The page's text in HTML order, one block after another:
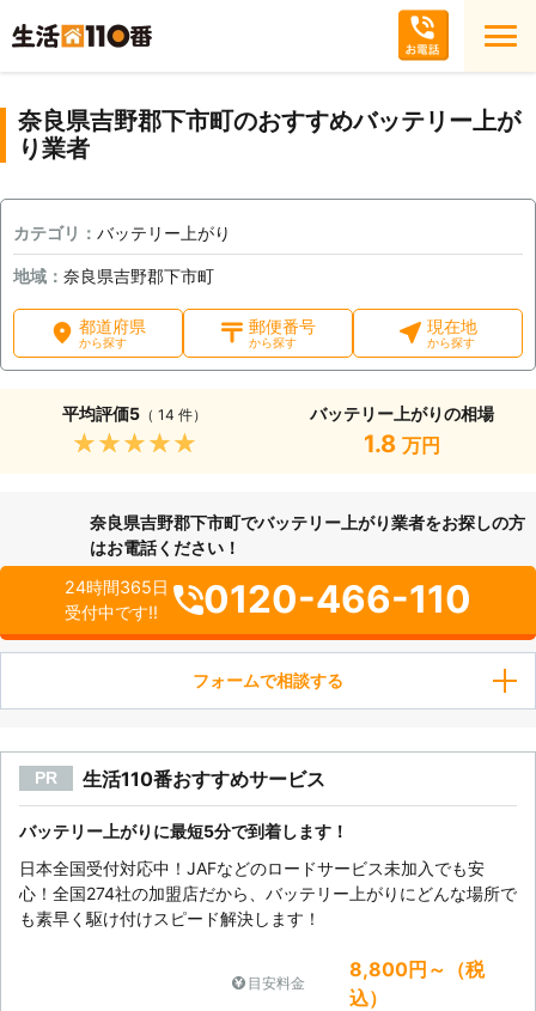
奈良県吉野郡下市町のおすすめバッテリー上が
り業者
カテゴリ： バッテリー上がり
地域： 奈良県吉野郡下市町
都道府県
から探す
郵便番号
から探す
現在地
から探す
平均評価5（ 14 件）
★★★★★
バッテリー上がりの相場
1.8 万円
奈良県吉野郡下市町でバッテリー上がり業者をお探しの方
はお電話ください！
24時間365日
受付中です!!
0120-466-110
フォームで相談する
PR 生活110番おすすめサービス
バッテリー上がりに最短5分で到着します！
日本全国受付対応中！JAFなどのロードサービス未加入でも安
心！全国274社の加盟店だから、バッテリー上がりにどんな場所で
も素早く駆け付けスピード解決します！
目安料金
8,800円～（税
込）